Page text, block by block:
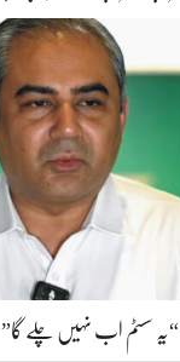
“یہ سسٹم اب نہیں چلے گا”